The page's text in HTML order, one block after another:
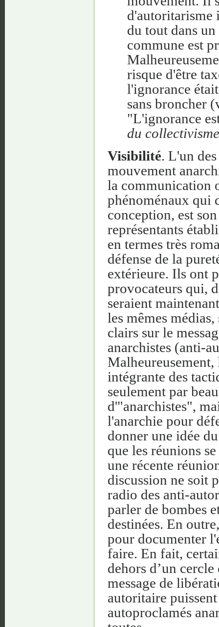
d'autoritarisme
du tout dans
commune est
risque d'être
l'ignorance
sans broncher
"L'ignorance
du
Visibilité. L'un
mouvement
la communication
phénoménaux qui
conception, est
représentants
en termes très
défense de la
extérieure. Ils ont
provocateurs qui,
seraient
les mêmes
clairs sur le
anarchistes (anti-
intégrante des
seulement par
d'"anarchistes",
l'anarchie pour
donner une idée
que les réunions
une récente
discussion ne soit
radio des anti-
parler de bombes
destinées. En
pour documenter
faire. En fait,
dehors d’un
message de
autoritaire
autoproclamés